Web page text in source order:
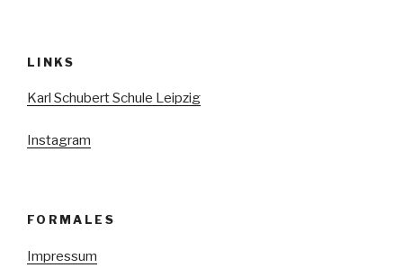
LINKS
Karl Schubert Schule Leipzig
Instagram
FORMALES
Impressum